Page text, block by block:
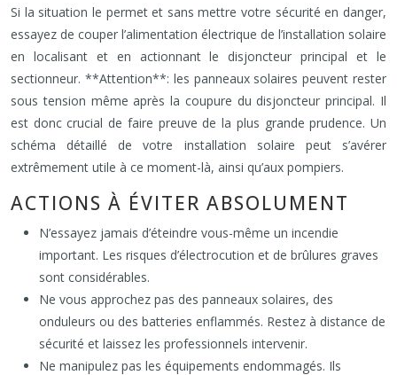
Si la situation le permet et sans mettre votre sécurité en danger,
essayez de couper l’alimentation électrique de l’installation solaire
en localisant et en actionnant le disjoncteur principal et le
sectionneur. **Attention**: les panneaux solaires peuvent rester
sous tension même après la coupure du disjoncteur principal. Il
est donc crucial de faire preuve de la plus grande prudence. Un
schéma détaillé de votre installation solaire peut s’avérer
extrêmement utile à ce moment-là, ainsi qu’aux pompiers.
ACTIONS À ÉVITER ABSOLUMENT
N’essayez jamais d’éteindre vous-même un incendie
important. Les risques d’électrocution et de brûlures graves
sont considérables.
Ne vous approchez pas des panneaux solaires, des
onduleurs ou des batteries enflammés. Restez à distance de
sécurité et laissez les professionnels intervenir.
Ne manipulez pas les équipements endommagés. Ils